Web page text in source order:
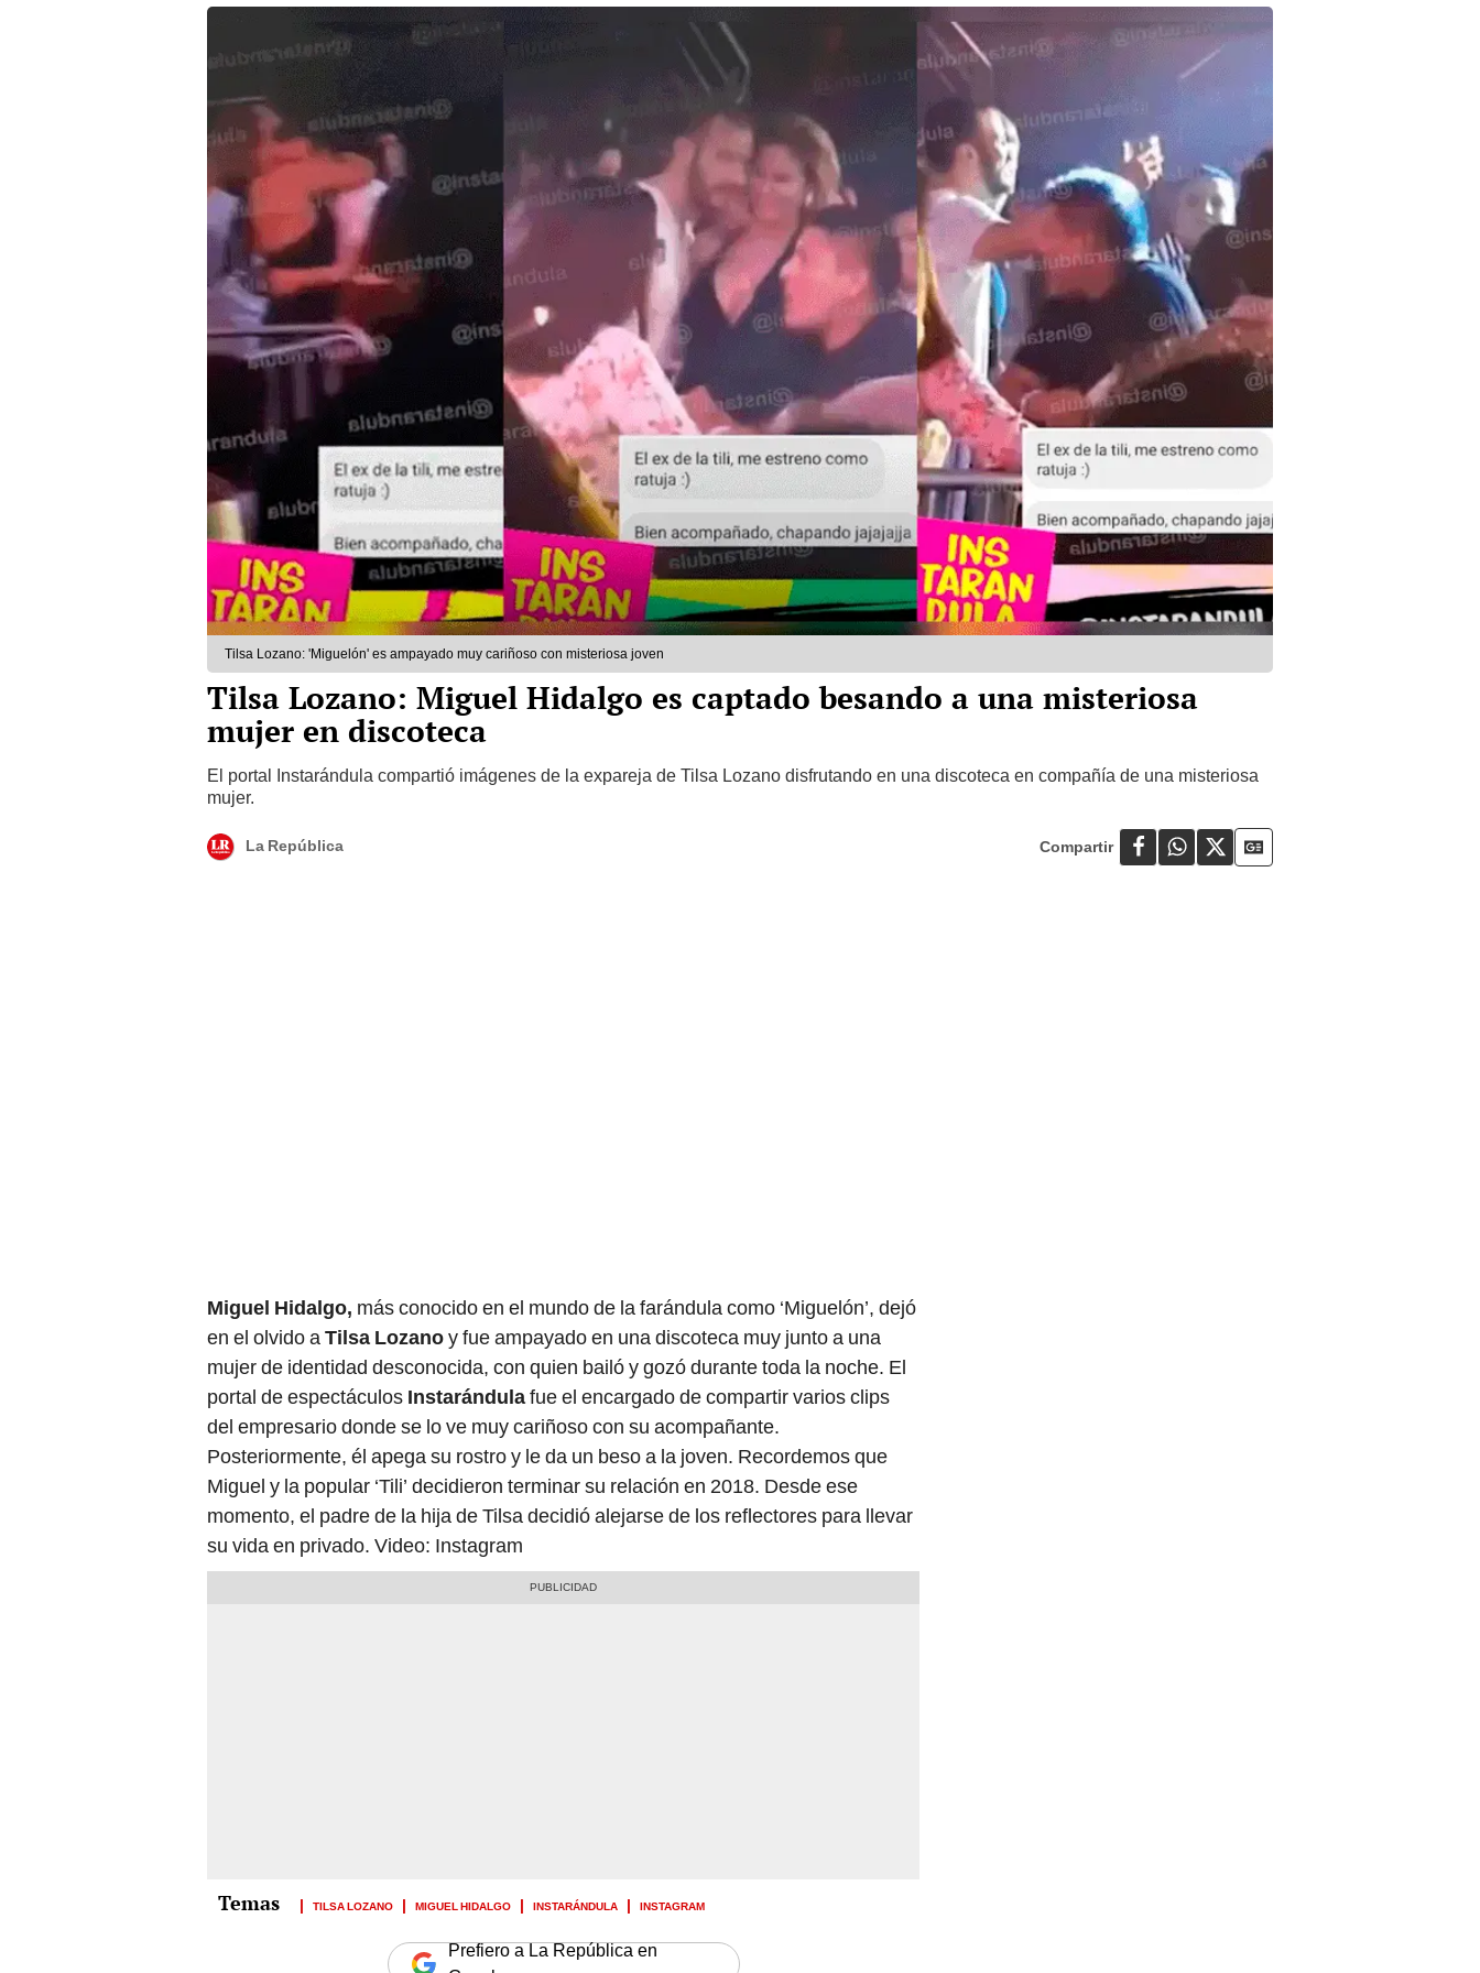
Tilsa Lozano: 'Miguelón' es ampayado muy cariñoso con misteriosa joven
Tilsa Lozano: Miguel Hidalgo es captado besando a una misteriosa
mujer en discoteca
El portal Instarándula compartió imágenes de la expareja de Tilsa Lozano disfrutando en una discoteca en compañía de una misteriosa
mujer.
La República
Miguel Hidalgo, más conocido en el mundo de la farándula como ‘Miguelón’, dejó
en el olvido a Tilsa Lozanoy fue ampayado en una discoteca muy junto a una
mujer de identidad desconocida, con quien bailó y gozó durante toda la noche. El
portal de espectáculos Instarándulafue el encargado de compartir varios clips
del empresario donde se lo ve muy cariñoso con su acompañante.
Posteriormente, él apega su rostro y le da un beso a la joven. Recordemos que
Miguel y la popular ‘Tili’ decidieron terminar su relación en 2018. Desde ese
momento, el padre de la hija de Tilsa decidió alejarse de los reflectores para llevar
su vida en privado. Video: Instagram
TILSA LOZANO MIGUEL HIDALGO INSTARÁNDULA INSTAGRAM
Prefiero a La República en